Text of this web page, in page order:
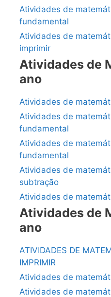
Atividades de
fundamental
Atividades de
imprimir
Atividades de
ano
Atividades de
Atividades de
fundamental
Atividades de
fundamental
Atividades de
subtração
Atividades de
Atividades de
ano
ATIVIDADES DE
IMPRIMIR
Atividades de
Atividades de